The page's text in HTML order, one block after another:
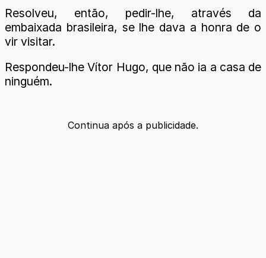
Resolveu, então, pedir-lhe, através da
embaixada brasileira, se lhe dava a honra de o
vir visitar.
Respondeu-lhe Vítor Hugo, que não ia a casa de
ninguém.
Continua após a publicidade.